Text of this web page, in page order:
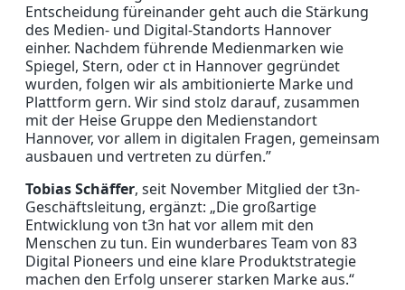
Entscheidung füreinander geht auch die Stärkung
des Medien- und Digital-Standorts Hannover
einher. Nachdem führende Medienmarken wie
Spiegel, Stern, oder ct in Hannover gegründet
wurden, folgen wir als ambitionierte Marke und
Plattform gern. Wir sind stolz darauf, zusammen
mit der Heise Gruppe den Medienstandort
Hannover, vor allem in digitalen Fragen, gemeinsam
ausbauen und vertreten zu dürfen.”
Tobias Schäffer, seit November Mitglied der t3n-
Geschäftsleitung, ergänzt: „Die großartige
Entwicklung von t3n hat vor allem mit den
Menschen zu tun. Ein wunderbares Team von 83
Digital Pioneers und eine klare Produktstrategie
machen den Erfolg unserer starken Marke aus.“